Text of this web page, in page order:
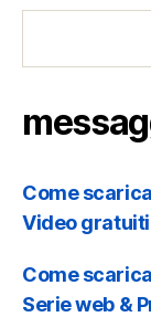
messaggi
Come
Video
Come
Serie web &